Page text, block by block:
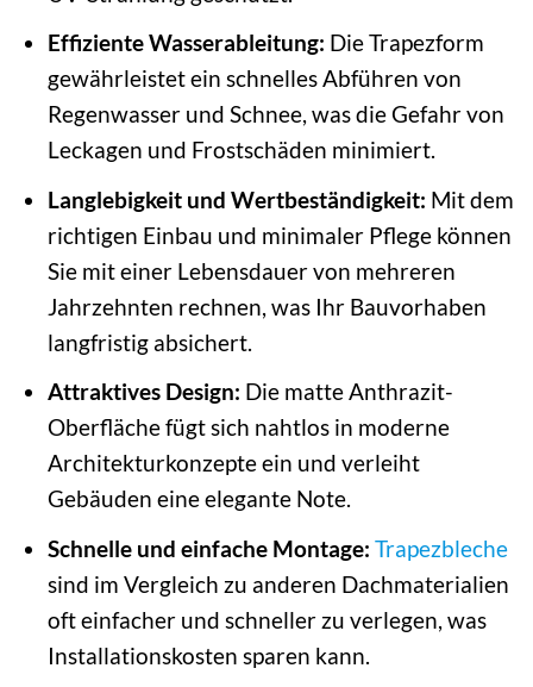
Effiziente Wasserableitung: Die Trapezform
gewährleistet ein schnelles Abführen von
Regenwasser und Schnee, was die Gefahr von
Leckagen und Frostschäden minimiert.
Langlebigkeit und Wertbeständigkeit: Mit dem
richtigen Einbau und minimaler Pflege können
Sie mit einer Lebensdauer von mehreren
Jahrzehnten rechnen, was Ihr Bauvorhaben
langfristig absichert.
Attraktives Design: Die matte Anthrazit-
Oberfläche fügt sich nahtlos in moderne
Architekturkonzepte ein und verleiht
Gebäuden eine elegante Note.
Schnelle und einfache Montage: Trapezbleche
sind im Vergleich zu anderen Dachmaterialien
oft einfacher und schneller zu verlegen, was
Installationskosten sparen kann.